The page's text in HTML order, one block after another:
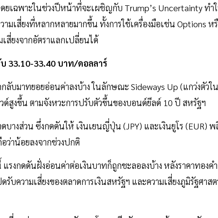
ยเฉพาะในช่วงปีหน้าที่จะเผชิญกับ Trump’s Uncertainty ทำ
มเสี่ยงที่หลากหลายมากขึ้น ทั้งการใช้เครื่องมือเช่น Options ห
สี่ยงจากอัตราแลกเปลี่ยนได้
33.10-33.40 บาท/ดอลลาร์
บมาทยอยอ่อนค่าลงบ้าง ในลักษณะ Sideways Up (แกว่งตัวใน
สูงขึ้น ตามจังหวะการปรับตัวขึ้นของบอนด์ยีลด์ 10 ปี สหรัฐฯ
บางส่วน ซึ่งกดดันให้ เงินเยนญี่ปุ่น (JPY) และเงินยูโร (EUR) พ
ว่าน้อยลงจากช่วงปกติ
รงกดดันฝั่งอ่อนค่าต่อเงินบาทก็ถูกชะลอลงบ้าง หลังราคาทองคำ
ความเสี่ยงของตลาดการเงินสหรัฐฯ และความเสี่ยงภูมิรัฐศาสต